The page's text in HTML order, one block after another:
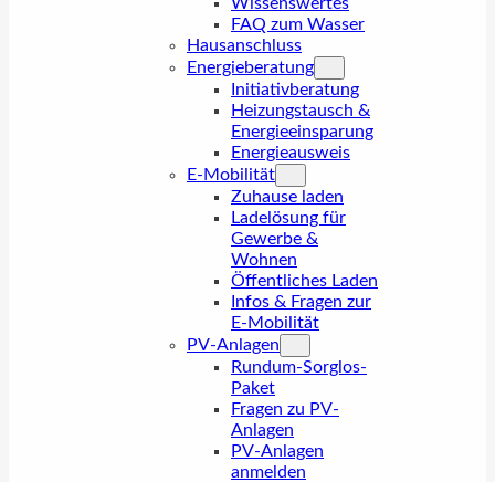
FAQ zum Wasser
Hausanschluss
Energieberatung
Initiativberatung
Heizungstausch &
Energieeinsparung
Energieausweis
E-Mobilität
Zuhause laden
Ladelösung für
Gewerbe &
Wohnen
Öffentliches Laden
Infos & Fragen zur
E-Mobilität
PV-Anlagen
Rundum-Sorglos-
Paket
Fragen zu PV-
Anlagen
PV-Anlagen
anmelden